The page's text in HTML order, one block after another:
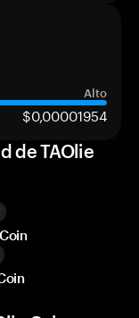
Alto
$0,00001954
de TAOlie